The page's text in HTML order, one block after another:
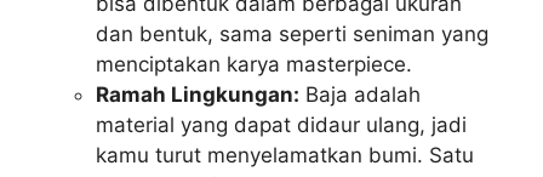
dan bentuk, sama seperti seniman yang
menciptakan karya masterpiece.
Ramah Lingkungan: Baja adalah
material yang dapat didaur ulang, jadi
kamu turut menyelamatkan bumi. Satu